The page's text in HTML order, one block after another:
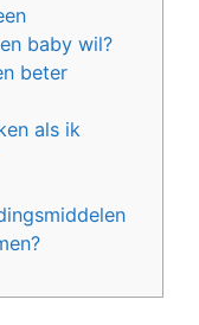
baby wil?
beter
als ik